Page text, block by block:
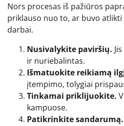
Nors procesas iš pažiūros
priklauso nuo to, ar buvo
darbai.
Nusivalykite paviršių.
ir nuriebalintas.
Išmatuokite reikiamą
įtempimo, tolygiai
Tinkamai priklijuokite.
kampuose.
Patikrinkite sandarumą.